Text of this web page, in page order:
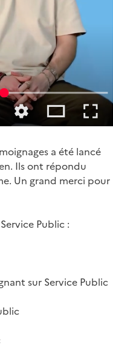
a été lancé
Ils ont répondu
Un grand merci pour
Public :
sur Service Public